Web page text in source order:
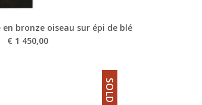
bronze oiseau sur épi de blé
€ 1 450,00
SOLD